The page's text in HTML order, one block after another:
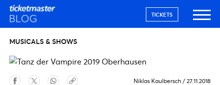
TICKETS
MUSICALS & SHOWS
Niklas Kaulbersch / 27.11.2018